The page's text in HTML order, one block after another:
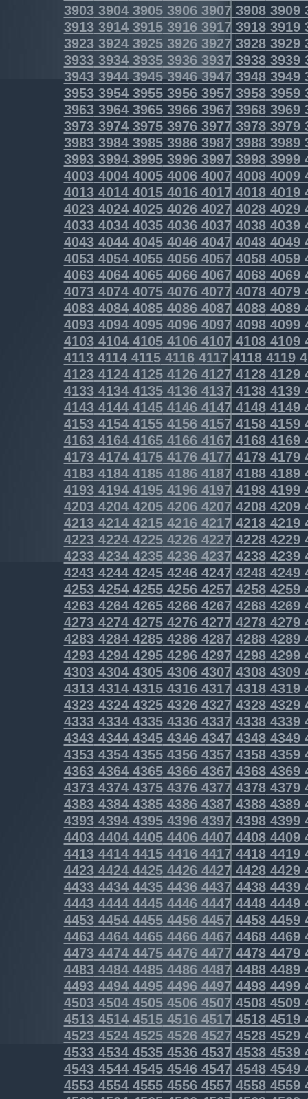
39033904390539063907 39083909
39133914391539163917 39183919
39233924392539263927 39283929
39333934393539363937 39383939
39433944394539463947 39483949
39533954395539563957 39583959
39633964396539663967 39683969
39733974397539763977 39783979
39833984398539863987 39883989
39933994399539963997 39983999
40034004400540064007 40084009
40134014401540164017 40184019
40234024402540264027 40284029
40334034403540364037 40384039
40434044404540464047 40484049
40534054405540564057 40584059
40634064406540664067 40684069
40734074407540764077 40784079
40834084408540864087 40884089
40934094409540964097 40984099
41034104410541064107 41084109
4113411441154116411741184119
41234124412541264127 41284129
41334134413541364137 41384139
41434144414541464147 41484149
41534154415541564157 41584159
41634164416541664167 41684169
41734174417541764177 41784179
41834184418541864187 41884189
41934194419541964197 41984199
42034204420542064207 42084209
42134214421542164217 42184219
42234224422542264227 42284229
42334234423542364237 42384239
42434244424542464247 42484249
42534254425542564257 42584259
42634264426542664267 42684269
42734274427542764277 42784279
42834284428542864287 42884289
42934294429542964297 42984299
43034304430543064307 43084309
43134314431543164317 43184319
43234324432543264327 43284329
43334334433543364337 43384339
43434344434543464347 43484349
43534354435543564357 43584359
43634364436543664367 43684369
43734374437543764377 43784379
43834384438543864387 43884389
43934394439543964397 43984399
44034404440544064407 44084409
44134414441544164417 44184419
44234424442544264427 44284429
44334434443544364437 44384439
44434444444544464447 44484449
44534454445544564457 44584459
44634464446544664467 44684469
44734474447544764477 44784479
44834484448544864487 44884489
44934494449544964497 44984499
45034504450545064507 45084509
45134514451545164517 45184519
45234524452545264527 45284529
45334534453545364537 45384539
45434544454545464547 45484549
45534554455545564557 45584559